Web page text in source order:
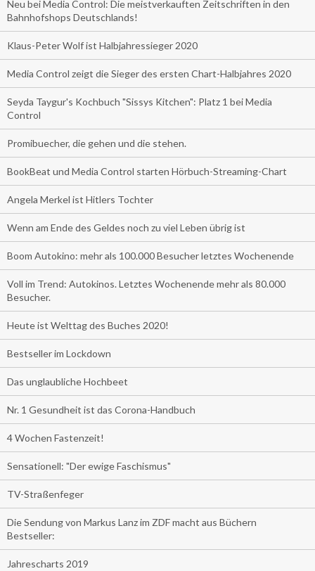
Neu bei Media Control: Die meistverkauften Zeitschriften in den
Bahnhofshops Deutschlands!
Klaus-Peter Wolf ist Halbjahressieger 2020
Media Control zeigt die Sieger des ersten Chart-Halbjahres 2020
Seyda Taygur's Kochbuch "Sissys Kitchen": Platz 1 bei Media
Control
Promibuecher, die gehen und die stehen.
BookBeat und Media Control starten Hörbuch-Streaming-Chart
Angela Merkel ist Hitlers Tochter
Wenn am Ende des Geldes noch zu viel Leben übrig ist
Boom Autokino: mehr als 100.000 Besucher letztes Wochenende
Voll im Trend: Autokinos. Letztes Wochenende mehr als 80.000
Besucher.
Heute ist Welttag des Buches 2020!
Bestseller im Lockdown
Das unglaubliche Hochbeet
Nr. 1 Gesundheit ist das Corona-Handbuch
4 Wochen Fastenzeit!
Sensationell: "Der ewige Faschismus"
TV-Straßenfeger
Die Sendung von Markus Lanz im ZDF macht aus Büchern
Bestseller:
Jahrescharts 2019